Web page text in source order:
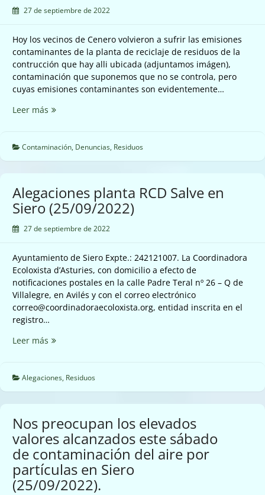
27 de septiembre de 2022
Hoy los vecinos de Cenero volvieron a sufrir las emisiones
contaminantes de la planta de reciclaje de residuos de la
contrucción que hay alli ubicada (adjuntamos imágen),
contaminación que suponemos que no se controla, pero
cuyas emisiones contaminantes son evidentemente…
Leer más Nube
RCD
de
Contaminación, Denuncias, Residuos
Alegaciones planta RCD Salve en
Siero (25/09/2022)
27 de septiembre de 2022
Ayuntamiento de Siero Expte.: 242121007. La Coordinadora
Ecoloxista d’Asturies, con domicilio a efecto de
notificaciones postales en la calle Padre Teral nº 26 – Q de
Villalegre, en Avilés y con el correo electrónico
correo@coordinadoraecoloxista.org, entidad inscrita en el
registro…
Leer más Alegaciones
Salve
en
Alegaciones, Residuos
Nos preocupan los elevados
valores alcanzados este sábado
de contaminación del aire por
partículas en Siero
(25/09/2022).